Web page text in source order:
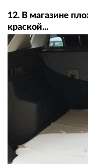
12. В магазине
краской...